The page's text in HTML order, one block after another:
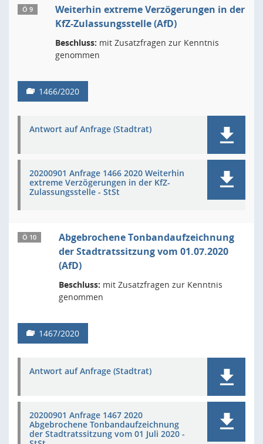
Ö 9
Weiterhin extreme Verzögerungen in der
KfZ-Zulassungsstelle (AfD)
Beschluss: mit Zusatzfragen zur Kenntnis
genommen
1466/2020
Antwort auf Anfrage (Stadtrat)
20200901 Anfrage 1466 2020 Weiterhin
extreme Verzögerungen in der KfZ-
Zulassungsstelle - StSt
Ö 10
Abgebrochene Tonbandaufzeichnung
der Stadtratssitzung vom 01.07.2020
(AfD)
Beschluss: mit Zusatzfragen zur Kenntnis
genommen
1467/2020
Antwort auf Anfrage (Stadtrat)
20200901 Anfrage 1467 2020
Abgebrochene Tonbandaufzeichnung
der Stadtratssitzung vom 01 Juli 2020 -